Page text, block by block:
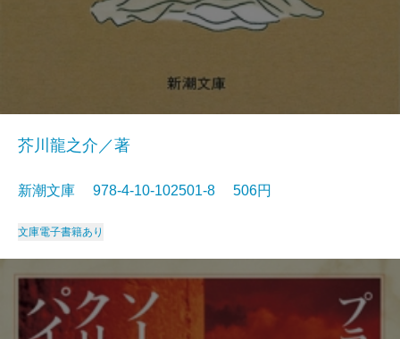
芥川龍之介／著
新潮文庫 978-4-10-102501-8 506円
文庫電子書籍あり